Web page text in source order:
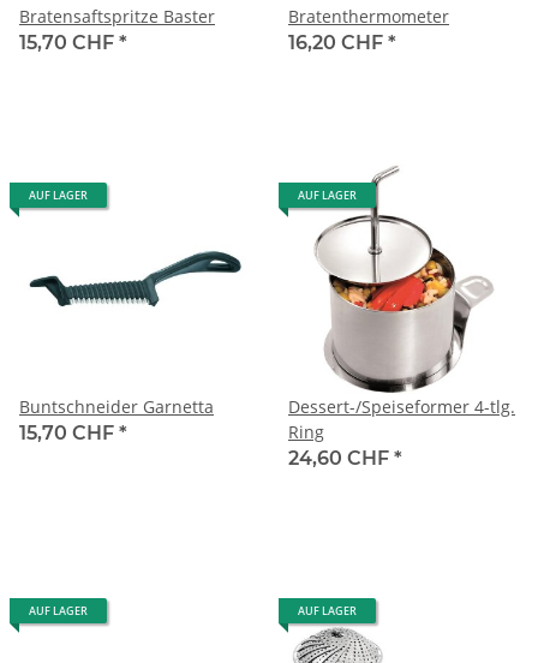
Bratensaftspritze Baster
15,70 CHF *
Bratenthermometer
16,20 CHF *
AUF LAGER
Buntschneider Garnetta
15,70 CHF *
AUF LAGER
Dessert-/Speiseformer 4-tlg.
Ring
24,60 CHF *
AUF LAGER AUF LAGER